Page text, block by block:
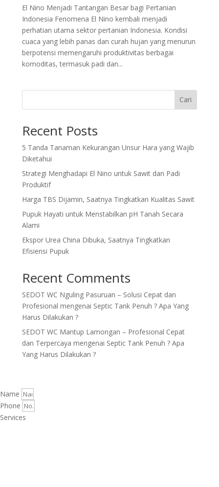
El Nino Menjadi Tantangan Besar bagi Pertanian
Indonesia Fenomena El Nino kembali menjadi
perhatian utama sektor pertanian Indonesia. Kondisi
cuaca yang lebih panas dan curah hujan yang menurun
berpotensi memengaruhi produktivitas berbagai
komoditas, termasuk padi dan...
Cari
Recent Posts
5 Tanda Tanaman Kekurangan Unsur Hara yang Wajib
Diketahui
Strategi Menghadapi El Nino untuk Sawit dan Padi
Produktif
Harga TBS Dijamin, Saatnya Tingkatkan Kualitas Sawit
Pupuk Hayati untuk Menstabilkan pH Tanah Secara
Alami
Ekspor Urea China Dibuka, Saatnya Tingkatkan
Efisiensi Pupuk
Recent Comments
SEDOT WC Nguling Pasuruan – Solusi Cepat dan
Profesional mengenai Septic Tank Penuh ? Apa Yang
Harus Dilakukan ?
SEDOT WC Mantup Lamongan – Profesional Cepat
dan Terpercaya mengenai Septic Tank Penuh ? Apa
Yang Harus Dilakukan ?
Name
Phone
Services